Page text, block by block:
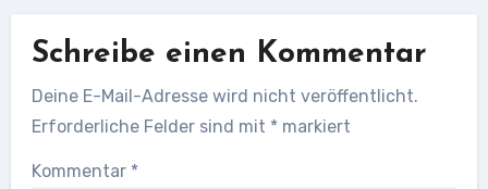
Schreibe einen Kommentar
Deine E-Mail-Adresse wird nicht veröffentlicht.
Erforderliche Felder sind mit * markiert
Kommentar *